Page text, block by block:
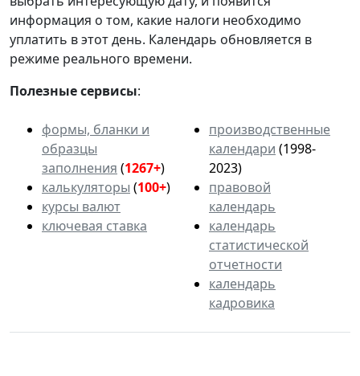
информация о том, какие налоги необходимо
уплатить в этот день. Календарь обновляется в
режиме реального времени.
Полезные сервисы:
формы, бланки и
образцы
заполнения (1267+)
калькуляторы (100+)
курсы валют
ключевая ставка
производственные
календари (1998-
2023)
правовой
календарь
календарь
статистической
отчетности
календарь
кадровика